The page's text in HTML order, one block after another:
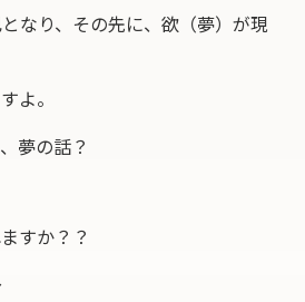
なり、その先に、欲（夢）が現
よ。
夢の話？
すか？？